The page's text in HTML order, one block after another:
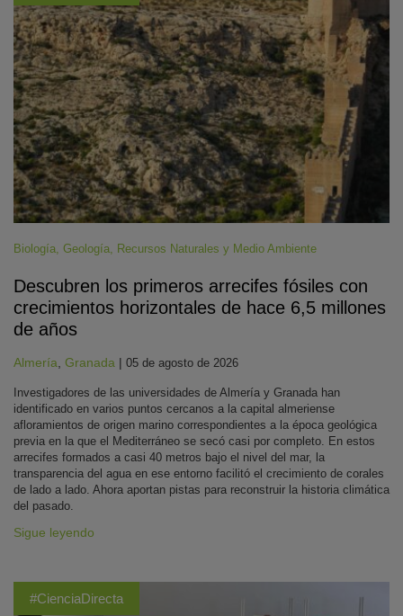
Biología, Geología, Recursos Naturales y Medio Ambiente
Descubren los primeros arrecifes fósiles con
crecimientos horizontales de hace 6,5 millones
de años
Almería Granada | 05 de agosto de 2026
Investigadores de las universidades de Almería y Granada han
identificado en varios puntos cercanos a la capital almeriense
afloramientos de origen marino correspondientes a la época geológica
previa en la que el Mediterráneo se secó casi por completo. En estos
arrecifes formados a casi 40 metros bajo el nivel del mar, la
transparencia del agua en ese entorno facilitó el crecimiento de corales
de lado a lado. Ahora aportan pistas para reconstruir la historia climática
del pasado.
Sigue leyendo
#CienciaDirecta